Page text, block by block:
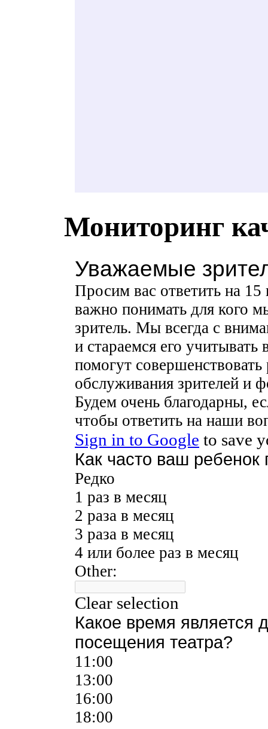
Мониторинг